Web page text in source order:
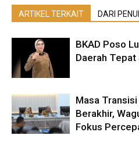
ARTIKEL TERKAIT DARI
BKAD Poso
Daerah
Masa
Berakhir,
Fokus